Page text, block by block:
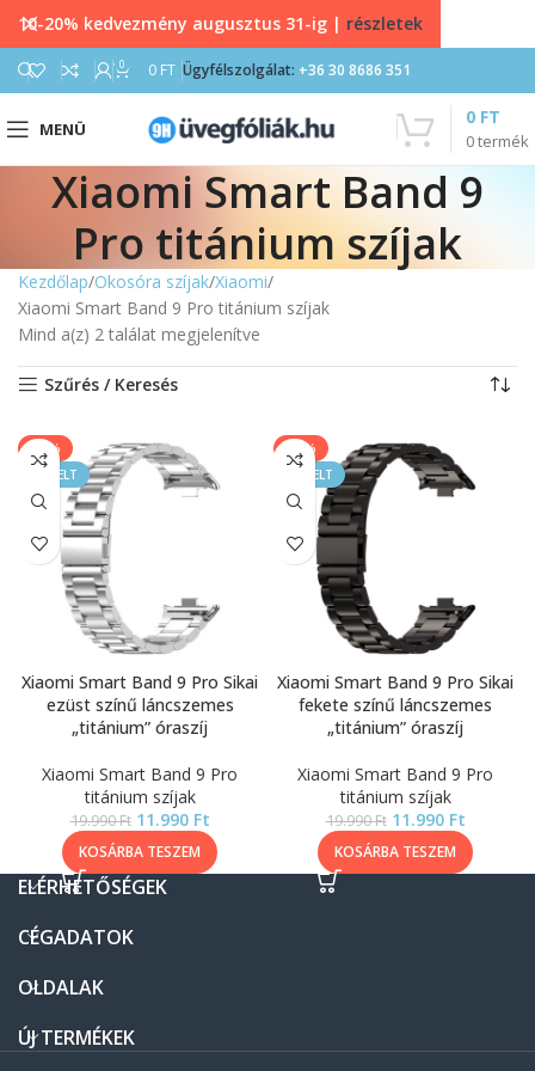
0 0 FT Ügyfélszolgálat: +36 30 8686 351
MENÜ
0termék
0 FT
Xiaomi Smart Band 9
Pro titánium szíjak
Kezdőlap Okosóra szíjak Xiaomi
Xiaomi Smart Band 9 Pro titánium szíjak
Mind a(z) 2 találat megjelenítve
Szűrés / Keresés
-40%
KIEMELT
Xiaomi Smart Band 9 Pro Sikai
ezüst színű láncszemes
„titánium” óraszíj
Xiaomi Smart Band 9 Pro
titánium szíjak
19.990Ft 11.990 Ft
KOSÁRBA TESZEM
-40%
KIEMELT
Xiaomi Smart Band 9 Pro Sikai
fekete színű láncszemes
„titánium” óraszíj
Xiaomi Smart Band 9 Pro
titánium szíjak
19.990Ft 11.990 Ft
KOSÁRBA TESZEM
ELÉRHETŐSÉGEK
CÉGADATOK
OLDALAK
ÚJ TERMÉKEK
10-20% kedvezmény augusztus 31-ig | részletek